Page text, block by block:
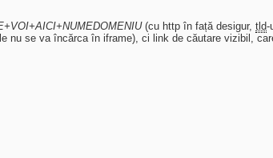
(cu http în față desigur, tld-
nu se va încărca în iframe), ci link de căutare vizibil,